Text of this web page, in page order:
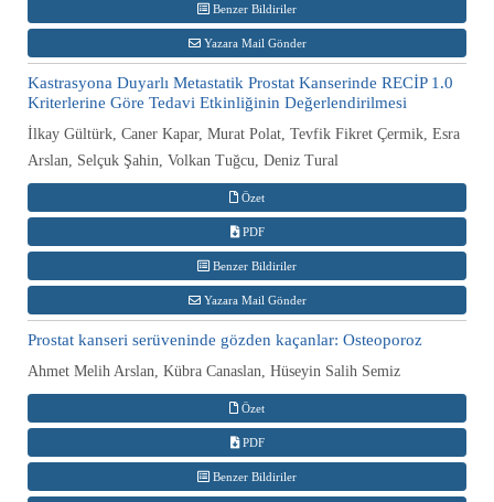
Benzer Bildiriler
Yazara Mail Gönder
Kastrasyona Duyarlı Metastatik Prostat Kanserinde RECİP 1.0
Kriterlerine Göre Tedavi Etkinliğinin Değerlendirilmesi
İlkay Gültürk, Caner Kapar, Murat Polat, Tevfik Fikret Çermik, Esra
Arslan, Selçuk Şahin, Volkan Tuğcu, Deniz Tural
Özet
PDF
Benzer Bildiriler
Yazara Mail Gönder
Prostat kanseri serüveninde gözden kaçanlar: Osteoporoz
Ahmet Melih Arslan, Kübra Canaslan, Hüseyin Salih Semiz
Özet
PDF
Benzer Bildiriler